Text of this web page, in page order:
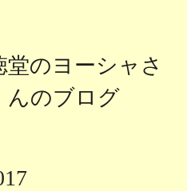
堂のヨーシャさ
んのブログ